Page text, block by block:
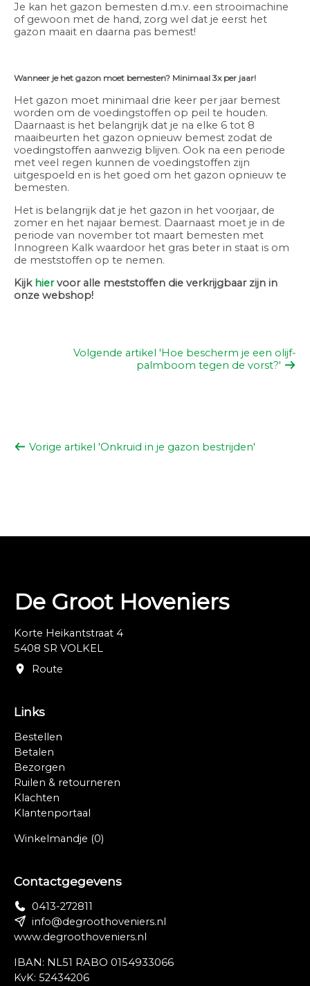
Je kan het gazon bemesten d.m.v. een strooimachine
of gewoon met de hand, zorg wel dat je eerst het
gazon maait en daarna pas bemest!
Wanneer je het gazon moet bemesten? Minimaal 3x per jaar!
Het gazon moet minimaal drie keer per jaar bemest
worden om de voedingstoffen op peil te houden.
Daarnaast is het belangrijk dat je na elke 6 tot 8
maaibeurten het gazon opnieuw bemest zodat de
voedingstoffen aanwezig blijven. Ook na een periode
met veel regen kunnen de voedingstoffen zijn
uitgespoeld en is het goed om het gazon opnieuw te
bemesten.
Het is belangrijk dat je het gazon in het voorjaar, de
zomer en het najaar bemest. Daarnaast moet je in de
periode van november tot maart bemesten met
Innogreen Kalk waardoor het gras beter in staat is om
de meststoffen op te nemen.
Kijkhiervoor alle meststoffen die verkrijgbaar zijn in
onze webshop!
Volgende artikel 'Hoe bescherm je een olijf-
palmboom tegen de vorst?'
Vorige artikel 'Onkruid in je gazon bestrijden'
De Groot Hoveniers
Korte Heikantstraat 4
5408 SR VOLKEL
Route
Links
Bestellen
Betalen
Bezorgen
Ruilen & retourneren
Klachten
Klantenportaal
Winkelmandje (0)
Contactgegevens
0413-272811
info@degroothoveniers.nl
www.degroothoveniers.nl
IBAN: NL51 RABO 0154933066
KvK: 52434206